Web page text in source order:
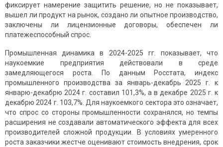
фиксирует намерение защитить решение, но не показывает,
вышел ли продукт на рынок, создано ли опытное производство,
заключены ли лицензионные договоры, обеспечен ли
платежеспособный спрос.
Промышленная динамика в 2024-2025 гг. показывает, что
наукоемкие предприятия действовали в среде
замедляющегося роста. По данным Росстата, индекс
промышленного производства за январь-декабрь 2025 г. к
январю-декабрю 2024 г. составил 101,3%, а в декабре 2025 г. к
декабрю 2024 г. 103,7%. Для наукоемкого сектора это означает,
что спрос со стороны промышленности сохранялся, но темпы
расширения не создавали автоматического эффекта для всех
производителей сложной продукции. В условиях умеренного
роста заказчики жестче оценивают стоимость внедрения, срок